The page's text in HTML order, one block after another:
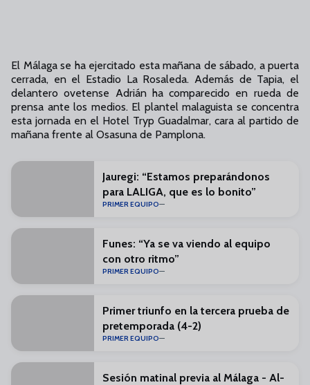
El Málaga se ha ejercitado esta mañana de sábado, a puerta
cerrada, en el Estadio La Rosaleda. Además de Tapia, el
delantero ovetense Adrián ha comparecido en rueda de
prensa ante los medios. El plantel malaguista se concentra
esta jornada en el Hotel Tryp Guadalmar, cara al partido de
mañana frente al Osasuna de Pamplona.
Jauregi: “Estamos preparándonos
para LALIGA, que es lo bonito”
PRIMER EQUIPO
Funes: “Ya se va viendo al equipo
con otro ritmo”
PRIMER EQUIPO
Primer triunfo en la tercera prueba de
pretemporada (4-2)
PRIMER EQUIPO
Sesión matinal previa al Málaga - Al-